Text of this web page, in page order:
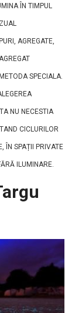
ÎN TIMPUL
AGREGATE,
SPECIALA.
NU NECESTIA
CICLURILOR
ÎN SPAȚII PRIVATE
ILUMINARE.